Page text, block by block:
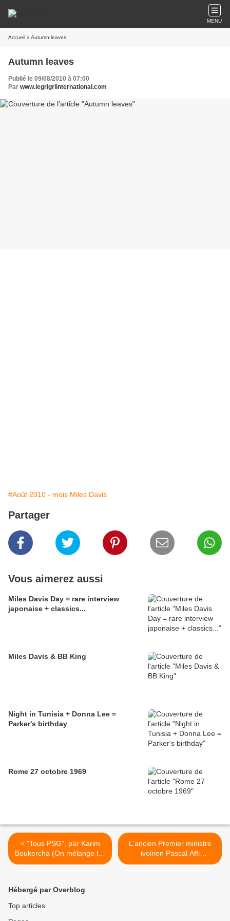
MENU
Accueil » Autumn leaves
Autumn leaves
Publié le 09/08/2010 à 07:00
Par www.legrigriinternational.com
#Août 2010 - mois Miles Davis
Partager
Vous aimerez aussi
Miles Davis Day = rare interview
japonaise + classics...
Miles Davis & BB King
Night in Tunisia + Donna Lee =
Parker's birthday
Rome 27 octobre 1969
< "Tous PSG", par Karim
Boukercha (On mélange les
races mais pas les classes
L'ancien Premier ministre
ivoirien Pascal Affi
Nguessan refoulé par les
Hébergé par Overblog
Top articles